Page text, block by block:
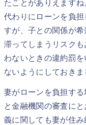
たことがありえます
代わりにローンを負
すが、子との関係が
滞ってしまうリスク
わないときの違約罰
ないようにしておきま
妻がローンを負担す
と金融機関の審査に
義に関しても妻が住